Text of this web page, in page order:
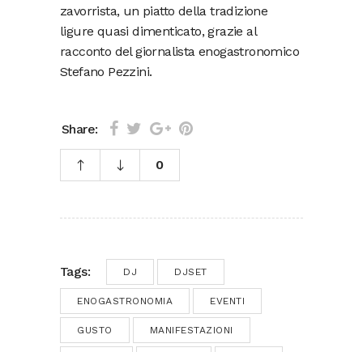
zavorrista, un piatto della tradizione
ligure quasi dimenticato, grazie al
racconto del giornalista enogastronomico
Stefano Pezzini.
Share:
0
Tags: DJ DJSET
ENOGASTRONOMIA EVENTI
GUSTO MANIFESTAZIONI